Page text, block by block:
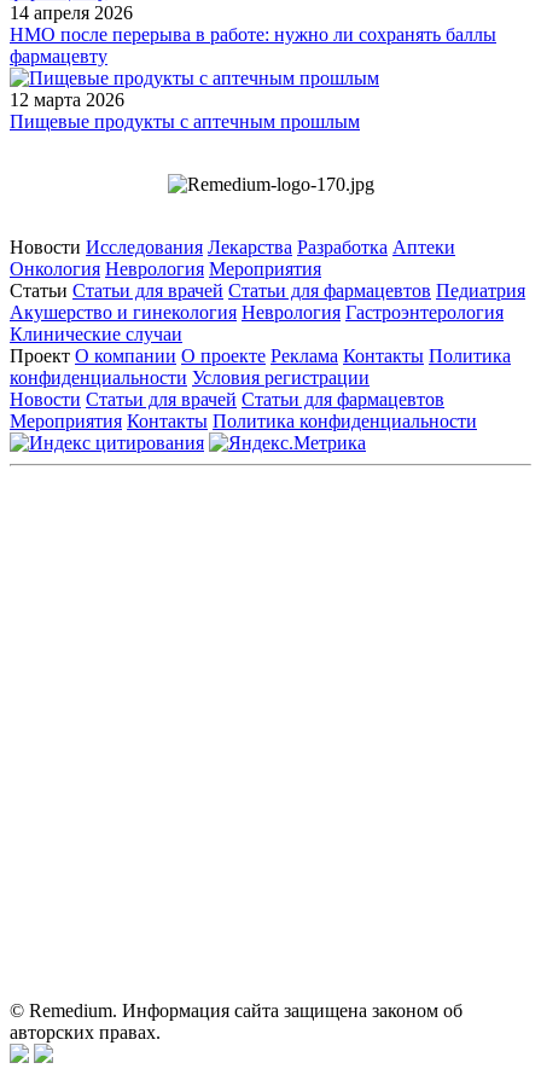
14 апреля 2026
НМО после перерыва в работе: нужно ли сохранять баллы
фармацевту
12 марта 2026
Пищевые продукты с аптечным прошлым
Новости Исследования Лекарства Разработка Аптеки
Онкология Неврология Мероприятия
Статьи Статьи для врачей Статьи для фармацевтов Педиатрия
Акушерство и гинекология Неврология Гастроэнтерология
Клинические случаи
Проект О компании О проекте Реклама Контакты Политика
конфиденциальности Условия регистрации
Новости Статьи для врачей Статьи для фармацевтов
Мероприятия Контакты Политика конфиденциальности
© Remedium. Информация сайта защищена законом об
авторских правах.